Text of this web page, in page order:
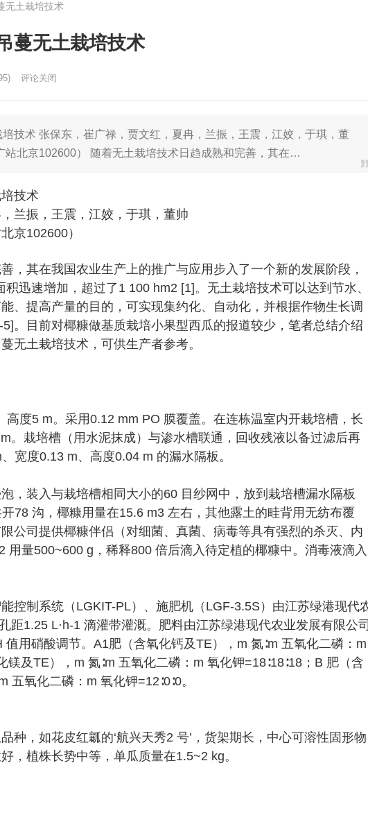
无土栽培技术
蔓无土栽培技术
评论关闭
技术 张保东，崔广禄，贾文红，夏冉，兰振，王震，江姣，于琪，董
站北京102600） 随着无土栽培技术日趋成熟和完善，其在…
技术
兰振，王震，江姣，于琪，董帅
京102600）
，其在我国农业生产上的推广与应用步入了一个新的发展阶段，
迅速增加，超过了1 100 hm2 [1]。无土栽培技术可以达到节水
、提高产量的目的，可实现集约化、自动化，并根据作物生长调
。目前对椰糠做基质栽培小果型西瓜的报道较少，笔者总结介绍
无土栽培技术，可供生产者参考。
高度5 m。采用0.12 mm PO 膜覆盖。在连栋温室内开栽培槽，长
。栽培槽（用水泥抹成）与渗水槽联通，回收残液以备过滤后再
宽度0.13 m、高度0.04 m 的漏水隔板。
，装入与栽培槽相同大小的60 目纱网中，放到栽培槽漏水隔板
78 沟，椰糠用量在15.6 m3 左右，其他露土的畦背用无纺布覆
公司提供椰糠伴侣（对细菌、真菌、病毒等具有强烈的杀灭、内
用量500~600 g，稀释800 倍后滴入待定植的椰糠中。消毒液滴入
控制系统（LGKIT-PL）、施肥机（LGF-3.5S）由江苏绿港现代
距1.25 L·h-1 滴灌带灌溉。肥料由江苏绿港现代农业发展有限公
用硝酸调节。A1肥（含氧化钙及TE），m 氮∶m 五氧化二磷：m
镁及TE），m 氮∶m 五氧化二磷：m 氧化钾=18∶18∶18；B 肥（含
五氧化二磷：m 氧化钾=12∶0∶0。
种，如花皮红瓤的‘航兴天秀2 号’，货架期长，中心可溶性固形物
，植株长势中等，单瓜质量在1.5~2 kg。